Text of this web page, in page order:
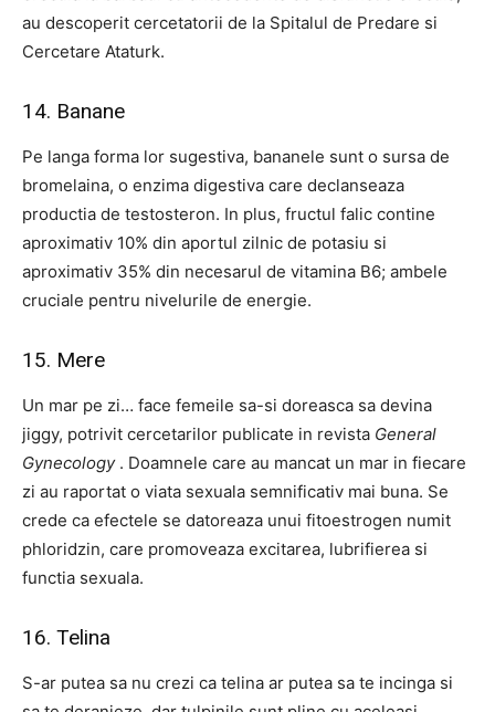
au descoperit cercetatorii de la Spitalul de Predare si
Cercetare Ataturk.
14. Banane
Pe langa forma lor sugestiva, bananele sunt o sursa de
bromelaina, o enzima digestiva care declanseaza
productia de testosteron. In plus, fructul falic contine
aproximativ 10% din aportul zilnic de potasiu si
aproximativ 35% din necesarul de vitamina B6; ambele
cruciale pentru nivelurile de energie.
15. Mere
Un mar pe zi… face femeile sa-si doreasca sa devina
jiggy, potrivit cercetarilor publicate in revista General
Gynecology. Doamnele care au mancat un mar in fiecare
zi au raportat o viata sexuala semnificativ mai buna. Se
crede ca efectele se datoreaza unui fitoestrogen numit
phloridzin, care promoveaza excitarea, lubrifierea si
functia sexuala.
16. Telina
S-ar putea sa nu crezi ca telina ar putea sa te incinga si